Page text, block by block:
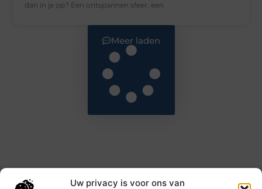
Uw privacy is voor ons van
dan in je op? Een ontspannen sfeer, een
Meer laden